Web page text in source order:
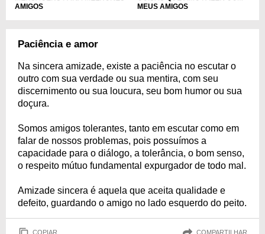
AMIGOS
MEUS AMIGOS
Paciência e amor
Na sincera amizade, existe a paciência no escutar o
outro com sua verdade ou sua mentira, com seu
discernimento ou sua loucura, seu bom humor ou sua
doçura.
Somos amigos tolerantes, tanto em escutar como em
falar de nossos problemas, pois possuímos a
capacidade para o diálogo, a tolerância, o bom senso,
o respeito mútuo fundamental expurgador de todo mal.
Amizade sincera é aquela que aceita qualidade e
defeito, guardando o amigo no lado esquerdo do peito.
COPIAR COMPARTILHAR